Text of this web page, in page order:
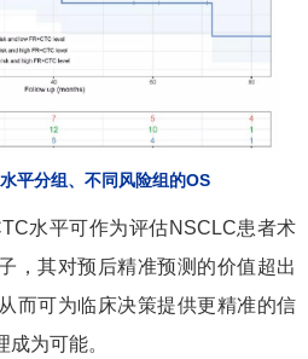
平分组、不同风险组的OS
水平可作为评估NSCLC患者术
，其对预后精准预测的价值超出
而可为临床决策提供更精准的信
为可能。